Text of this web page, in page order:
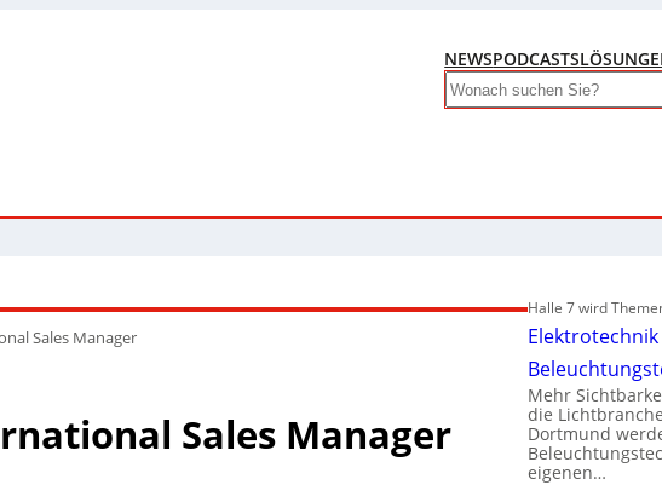
NEWSPODCASTS
Search
Sales Manager
Sales Manager
Halle 7 wird
Mehr
die
Dortmund
eigenen…